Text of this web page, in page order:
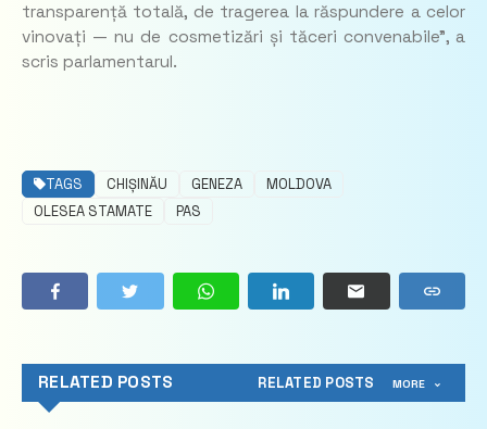
transparență totală, de tragerea la răspundere a celor
vinovați — nu de cosmetizări și tăceri convenabile”, a
scris parlamentarul.
TAGS CHIȘINĂU GENEZA
MOLDOVA
OLESEA STAMATE
PAS
RELATED POSTS RELATED POSTS MORE